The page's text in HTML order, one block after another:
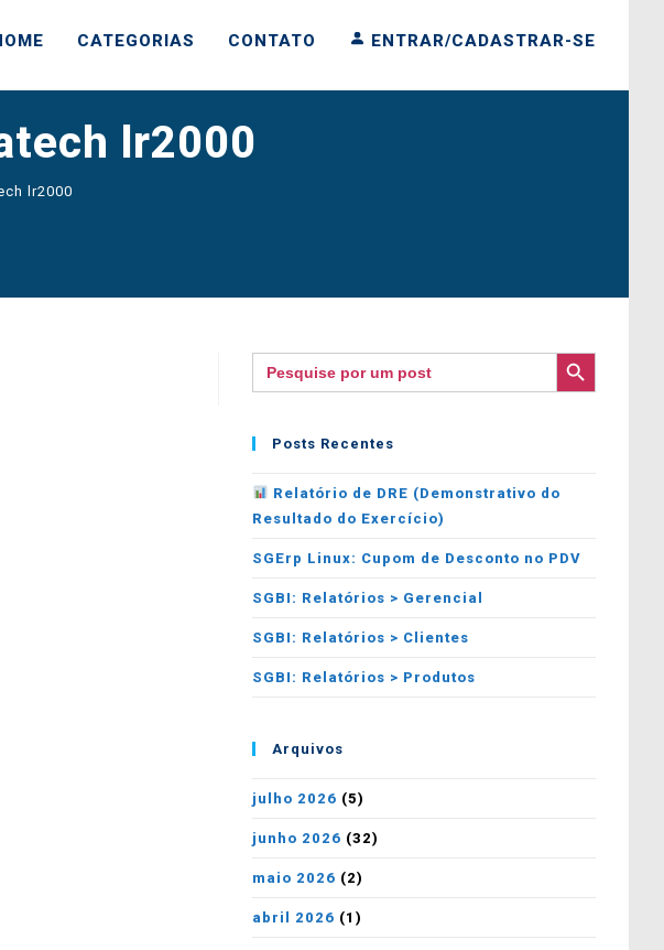
CATEGORIAS CONTATO ENTRAR/CADASTRAR-SE
lr2000
lr2000
Search
for:
SEARCH BUTTON
Posts Recentes
Relatório de DRE (Demonstrativo do
Resultado do Exercício)
SGErp Linux: Cupom de Desconto no PDV
SGBI: Relatórios > Gerencial
SGBI: Relatórios > Clientes
SGBI: Relatórios > Produtos
Arquivos
julho 2026 (5)
junho 2026 (32)
maio 2026 (2)
abril 2026 (1)